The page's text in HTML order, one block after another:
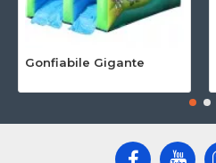
Gonfiabile Gigante